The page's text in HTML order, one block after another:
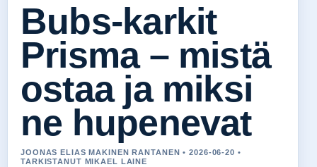
Bubs-karkit
Prisma – mistä
ostaa ja miksi
ne hupenevat
JOONAS ELIAS MAKINEN RANTANEN • 2026-06-20 •
TARKISTANUT MIKAEL LAINE